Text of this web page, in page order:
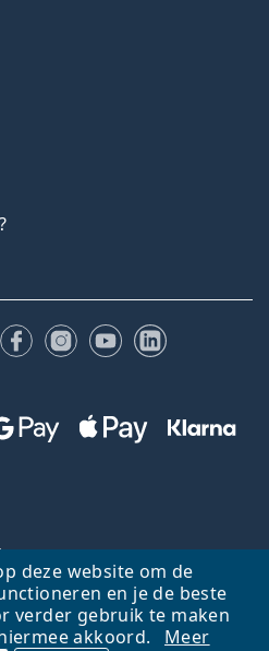
deze website om de
en je de beste
verder gebruik te maken
akkoord.
Meer
FacebookInstagram
YouTubeLinkedIn
Ga omhoog